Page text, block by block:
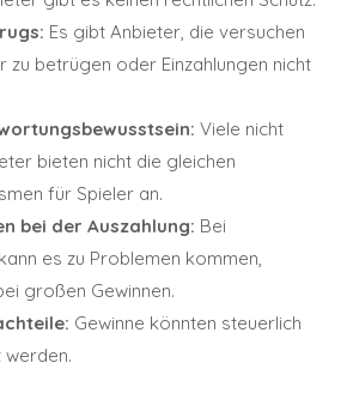
Es gibt Anbieter, die versuchen
zu betrügen oder Einzahlungen nicht
Viele nicht
bieten nicht die gleichen
für Spieler an.
bei der Auszahlung: Bei
es zu Problemen kommen,
großen Gewinnen.
Gewinne könnten steuerlich
werden.